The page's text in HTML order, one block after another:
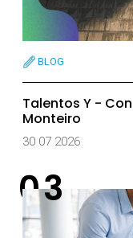
BLOG
Talentos Y -
Monteiro
30 07 2026